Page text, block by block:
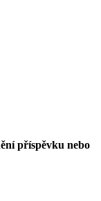
příspěvku nebo